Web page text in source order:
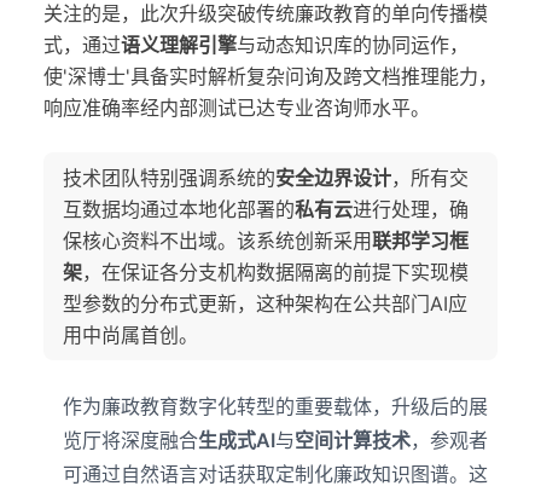
关注的是，此次升级突破传统廉政教育的单向传播模
式，通过语义理解引擎与动态知识库的协同运作，
使'深博士'具备实时解析复杂问询及跨文档推理能力，
响应准确率经内部测试已达专业咨询师水平。
技术团队特别强调系统的安全边界设计，所有交
互数据均通过本地化部署的私有云进行处理，确
保核心资料不出域。该系统创新采用联邦学习框
架，在保证各分支机构数据隔离的前提下实现模
型参数的分布式更新，这种架构在公共部门AI应
用中尚属首创。
作为廉政教育数字化转型的重要载体，升级后的展
览厅将深度融合生成式AI与空间计算技术，参观者
可通过自然语言对话获取定制化廉政知识图谱。这